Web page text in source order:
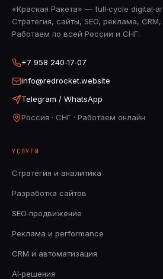
«Красная Ракета» — full‑cycle
Стратегия, сайты, SEO, реклама,
Работаем по всей России и СНГ.
+7 958 240‑17‑07
info@redrocket.website
Telegram / WhatsApp
Россия · СНГ · Работаем онлайн
УСЛУГИ
Стратегия и аналитика
Разработка сайтов
SEO‑продвижение
Реклама и performance
CRM и автоматизация
AI‑решения